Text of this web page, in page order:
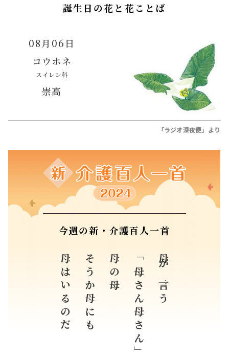
誕生日の花と花ことば
08月06日
コウホネ
スイレン科
崇高
「ラジオ深夜便」より
今週の新・介護百人一首
母が言う
「母さん母さん」
母の母
そうか母にも
母はいるのだ